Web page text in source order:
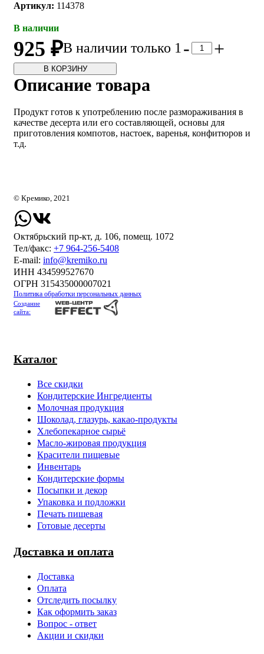
Артикул: 114378
В наличии
925 ₽В наличии только 1- +
В КОРЗИНУ
Описание товара
Продукт готов к употреблению после размораживания в
качестве десерта или его составляющей, основы для
приготовления компотов, настоек, варенья, конфитюров и
т.д.
Каталог
Все скидки
Кондитерские Ингредиенты
Молочная продукция
Шоколад, глазурь, какао-продукты
Хлебопекарное сырьё
Масло-жировая продукция
Красители пищевые
Инвентарь
Кондитерские формы
Посыпки и декор
Упаковка и подложки
Печать пищевая
Готовые десерты
Доставка и оплата
Доставка
Оплата
Отследить посылку
Как оформить заказ
Вопрос - ответ
Акции и скидки
© Кремико, 2021
Октябрьский пр-кт, д. 106, помещ. 1072
Тел/факс: +7 964-256-5408
Е-mail: info@kremiko.ru
ИНН 434599527670
ОГРН 315435000007021
Политика обработки персональных данных
Создание
сайта: